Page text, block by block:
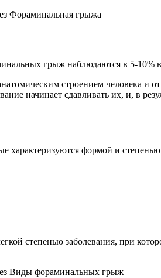
Фораминальная грыжа
грыж наблюдаются в 5-10%
строением человека и
начинает сдавливать их, и, в
характеризуются формой и
степенью заболевания, при
Виды фораминальных грыж